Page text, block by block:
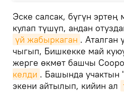
Эске салсак, бүгүн
кулап түшүп, андан
үй жабыркаган . Аталган
чыгып, Бишкекке май
жерге өкмөт башчы
келди . Башында учактын
экени айтылып, кийин ал